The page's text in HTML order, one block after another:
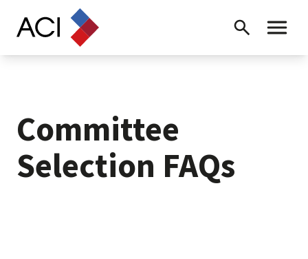
Skip to content
Recherche
Menu
Committee
Selection FAQs